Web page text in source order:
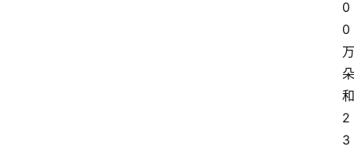
0
0
万
朵
和
2
3